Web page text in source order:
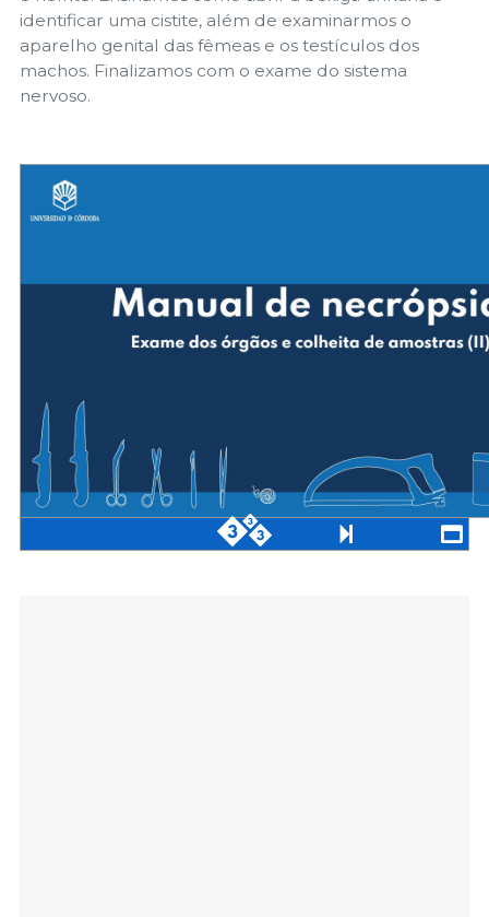
identificar uma cistite, além de examinarmos o
aparelho genital das fêmeas e os testículos dos
machos. Finalizamos com o exame do sistema
nervoso.